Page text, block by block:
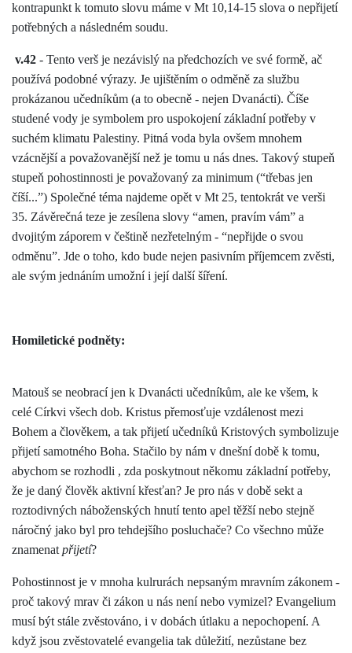
kontrapunkt k tomuto slovu máme v Mt 10,14-15 slova o nepřijetí
potřebných a následném soudu.
v.42 - Tento verš je nezávislý na předchozích ve své formě, ač
používá podobné výrazy. Je ujištěním o odměně za službu
prokázanou učedníkům (a to obecně - nejen Dvanácti). Číše
studené vody je symbolem pro uspokojení základní potřeby v
suchém klimatu Palestiny. Pitná voda byla ovšem mnohem
vzácnější a považovanější než je tomu u nás dnes. Takový stupeň
stupeň pohostinnosti je považovaný za minimum (“třebas jen
číší...”) Společné téma najdeme opět v Mt 25, tentokrát ve verši
35. Závěrečná teze je zesílena slovy “amen, pravím vám” a
dvojitým záporem v češtině nezřetelným - “nepřijde o svou
odměnu”. Jde o toho, kdo bude nejen pasivním příjemcem zvěsti,
ale svým jednáním umožní i její další šíření.
Homiletické podněty:
Matouš se neobrací jen k Dvanácti učedníkům, ale ke všem, k
celé Církvi všech dob. Kristus přemosťuje vzdálenost mezi
Bohem a člověkem, a tak přijetí učedníků Kristových symbolizuje
přijetí samotného Boha. Stačilo by nám v dnešní době k tomu,
abychom se rozhodli , zda poskytnout někomu základní potřeby,
že je daný člověk aktivní křesťan? Je pro nás v době sekt a
roztodivných náboženských hnutí tento apel těžší nebo stejně
náročný jako byl pro tehdejšího posluchače? Co všechno může
znamenatpřijetí?
Pohostinnost je v mnoha kulrurách nepsaným mravním zákonem -
proč takový mrav či zákon u nás není nebo vymizel? Evangelium
musí být stále zvěstováno, i v dobách útlaku a nepochopení. A
když jsou zvěstovatelé evangelia tak důležití, nezůstane bez